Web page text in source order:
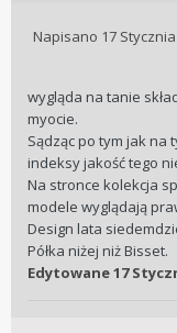
Napisano 17
wygląda na tanie
myocie.
Sądząc po tym jak na
indeksy jakość tego
Na stronce kolekcja
modele wyglądają
Design lata
Półka niżej niż Bisset.
Edytowane17